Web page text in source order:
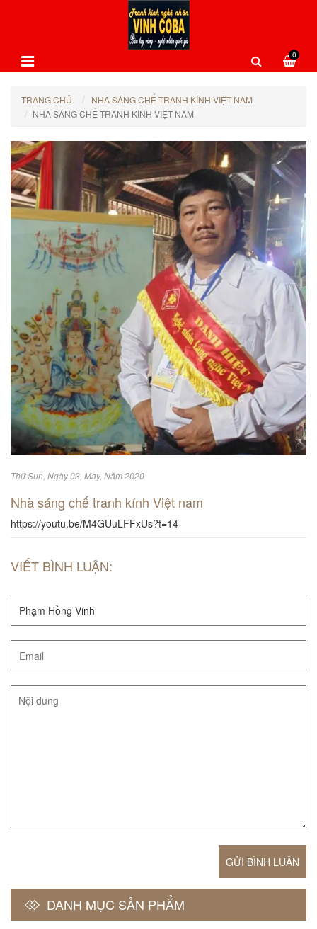
0
TRANG CHỦ
NHÀ SÁNG CHẾ TRANH KÍNH VIỆT NAM
NHÀ SÁNG CHẾ TRANH KÍNH VIỆT NAM
Thứ Sun, Ngày 03, May, Năm 2020
Nhà sáng chế tranh kính Việt nam
https://youtu.be/M4GUuLFFxUs?t=14
VIẾT BÌNH LUẬN:
GỬI BÌNH LUẬN
DANH MỤC SẢN PHẨM